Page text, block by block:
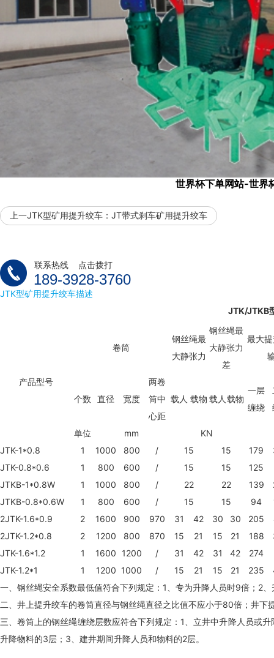
联系世界杯
世界杯下单网站-世界
上一JTK型矿用提升绞车： JT带式刹车矿用提升绞车
联系热线 点击拨打
189-3928-3760
JTK型矿用提升绞车描述
JTK/JTKB
产品型号
卷筒
钢丝绳最
大静张力
钢丝绳最
大静张力
差
最大
个数 直径 宽度
两卷
筒中
心距
载人 载物 载人 载物
一层
缠绕
单位 mm
KN
JTK-1*0.8
1 1000 800 / 15 15 179
JTK-0.8*0.6
1 800 600 / 15 15 125
JTKB-1*0.8W
1 1000 800 / 22 22 139
JTKB-0.8*0.6W
1 800 600 / 15 15 94
2JTK-1.6*0.9
2 1600 900 970 31 42 30 30 205
2JTK-1.2*0.8
2 1200 800 870 15 21 15 21 188
JTK-1.6*1.2
1 1600 1200 / 31 42 31 42 274
JTK-1.2*1
1 1200 1000 / 15 21 15 21 235
一、钢丝绳安全系数最低值符合下列规定：1、专为升降人员时9倍；2
二、井上提升绞车的卷筒直径与钢丝绳直径之比值不应小于80倍；井
三、卷筒上的钢丝绳缠绕层数应符合下列规定：1、立井中升降人员或
升降物料的3层；3、建井期间升降人员和物料的2层。